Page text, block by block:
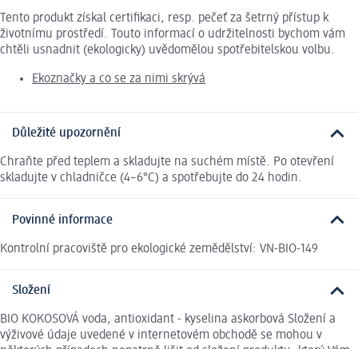
Tento produkt získal certifikaci, resp. pečeť za šetrný přístup k
životnímu prostředí. Touto informací o udržitelnosti bychom vám
chtěli usnadnit (ekologicky) uvědomělou spotřebitelskou volbu.
Ekoznačky a co se za nimi skrývá
Důležité upozornění
Chraňte před teplem a skladujte na suchém místě. Po otevření
skladujte v chladničce (4–6°C) a spotřebujte do 24 hodin.
Povinné informace
Kontrolní pracoviště pro ekologické zemědělství: VN-BIO-149
Složení
BIO KOKOSOVÁ voda, antioxidant - kyselina askorbová Složení a
výživové údaje uvedené v internetovém obchodě se mohou v